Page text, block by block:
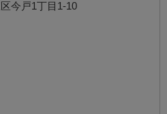
今戸1丁目1-10